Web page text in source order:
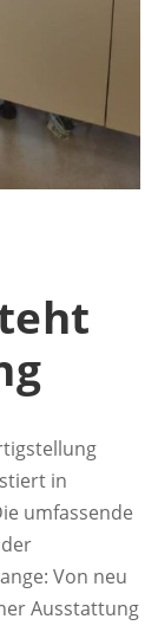
in
umfassende
Von neu
Ausstattung